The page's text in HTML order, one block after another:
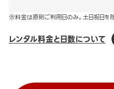
※料金は原則ご利用日のみ。土日祝日を
レンタル料金と日数について